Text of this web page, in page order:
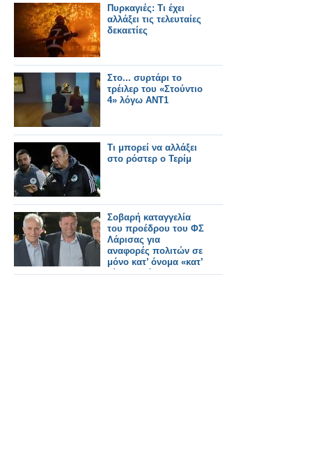
Πυρκαγιές: Τι έχει
αλλάξει τις τελευταίες
δεκαετίες
Στο... συρτάρι το
τρέιλερ του «Στούντιο
4» λόγω ΑΝΤ1
Τι μπορεί να αλλάξει
στο ρόστερ ο Τερίμ
Σοβαρή καταγγελία
του προέδρου του ΦΣ
Λάρισας για
αναφορές πολιτών σε
μόνο κατ’ όνομα «κατ’
οίκον» διάθεση ΦΥΚ